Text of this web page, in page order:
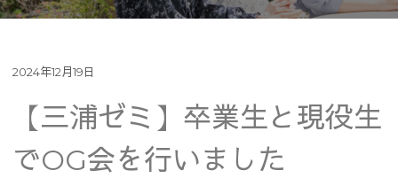
2024年12月19日
【三浦ゼミ】卒業生と現役生
でOG会を行いました